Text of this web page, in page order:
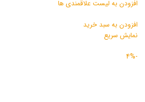
افزودن به لیست علاقمندی ها
افزودن به سبد خرید
نمایش سریع
-4%